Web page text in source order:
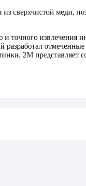
сверхчистой меди,
точного извлечения
2M представляет